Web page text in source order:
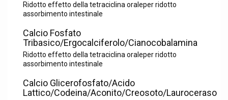
Ridotto effetto della tetraciclina oraleper ridotto
assorbimento intestinale
Calcio Fosfato
Tribasico/Ergocalciferolo/Cianocobalamina
Ridotto effetto della tetraciclina oraleper ridotto
assorbimento intestinale
Calcio Glicerofosfato/Acido
Lattico/Codeina/Aconito/Creosoto/Lauroceraso